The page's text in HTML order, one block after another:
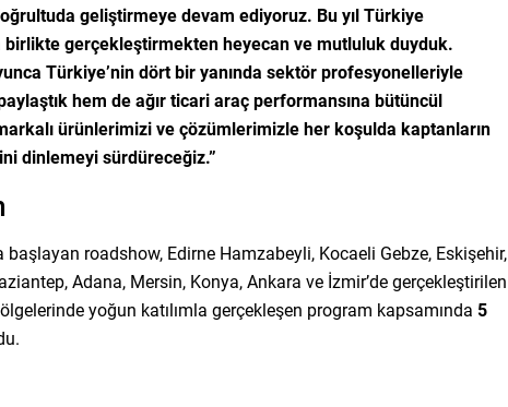
geliştirmeye devam ediyoruz. Bu yıl Türkiye
gerçekleştirmekten heyecan ve mutluluk duyduk.
Türkiye’nin dört bir yanında sektör profesyonelleriyle
hem de ağır ticari araç performansına bütüncül
ürünlerimizi ve çözümlerimizle her koşulda kaptanların
dinlemeyi sürdüreceğiz.”
başlayan roadshow, Edirne Hamzabeyli, Kocaeli Gebze, Eskişehir,
Adana, Mersin, Konya, Ankara ve İzmir’de gerçekleştirilen
yoğun katılımla gerçekleşen program kapsamında 5